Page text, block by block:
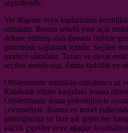
seçimleridir.
Yer döşeme veya kaplamaları
olmalıdır. Bunun sebebi yine açık
dekore edilmiş olan duvarla birlikte
görüntüsü sağlamak içindir. Seçilen
modern olmalıdır. Tavan ve duvar
seçilen mobilyalar, daima farklılık ve
Ofislerimizde mümkün olduğunca az
Kalabalık ofisler karşıdaki insana
Ofislerimizde insan psikolojisiyle
çevirmeliyiz. Bunun en temel
gördüğümüz ve bize şık gelen her
küçük çiçekler veya ağaçlar